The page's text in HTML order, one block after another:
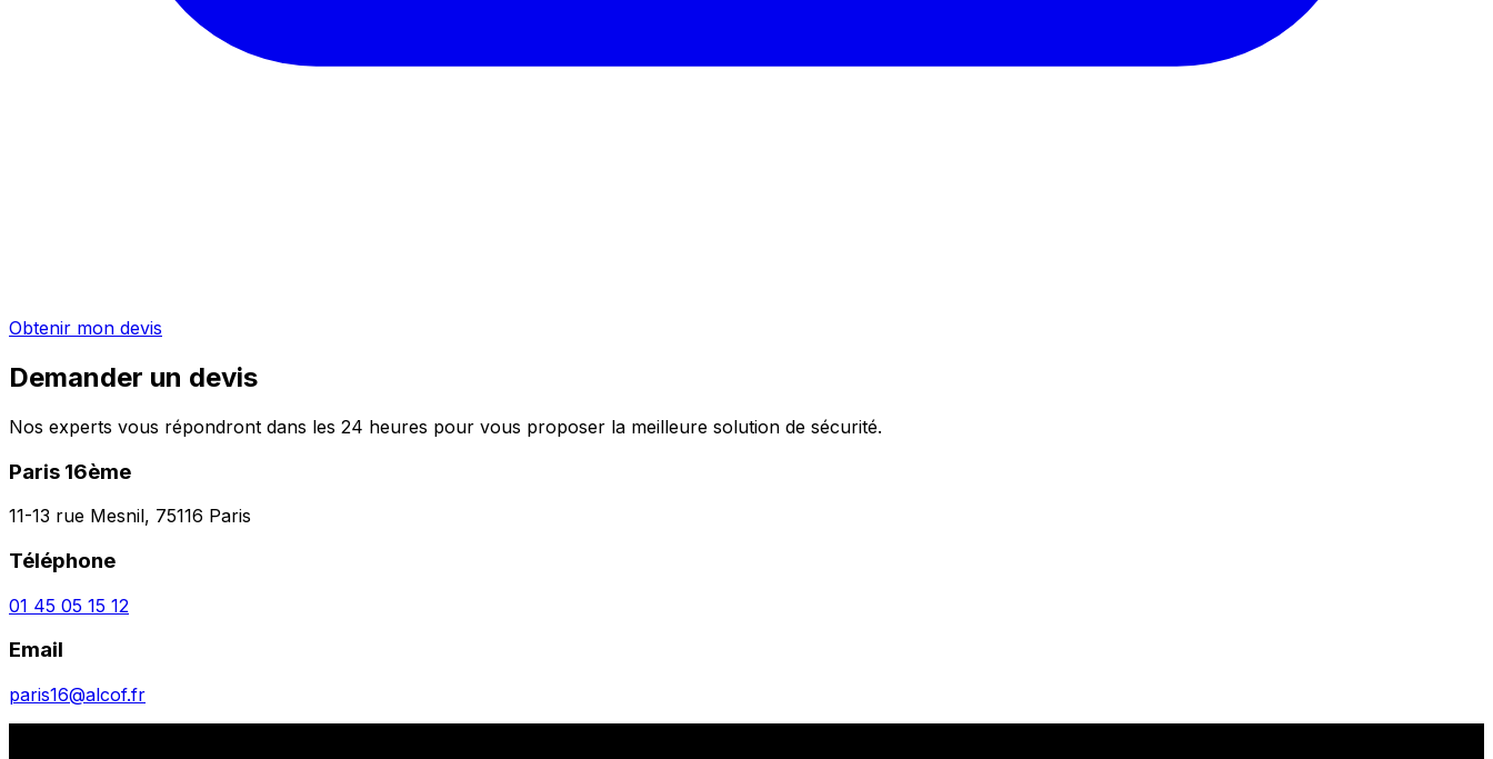
Obtenir mon devis
Demander un devis
Nos experts vous répondront dans les 24 heures pour vous proposer la meilleure solution de sécurité.
Paris 16ème
11-13 rue Mesnil, 75116 Paris
Téléphone
01 45 05 15 12
Email
paris16@alcof.fr